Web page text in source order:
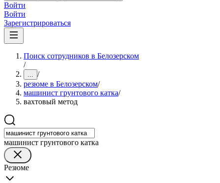
Войти
Войти
Зарегистрироваться
Поиск сотрудников в Белозерском
/
... /
резюме в Белозерском/
машинист грунтового катка/
вахтовый метод
машинист грунтового катка
Резюме